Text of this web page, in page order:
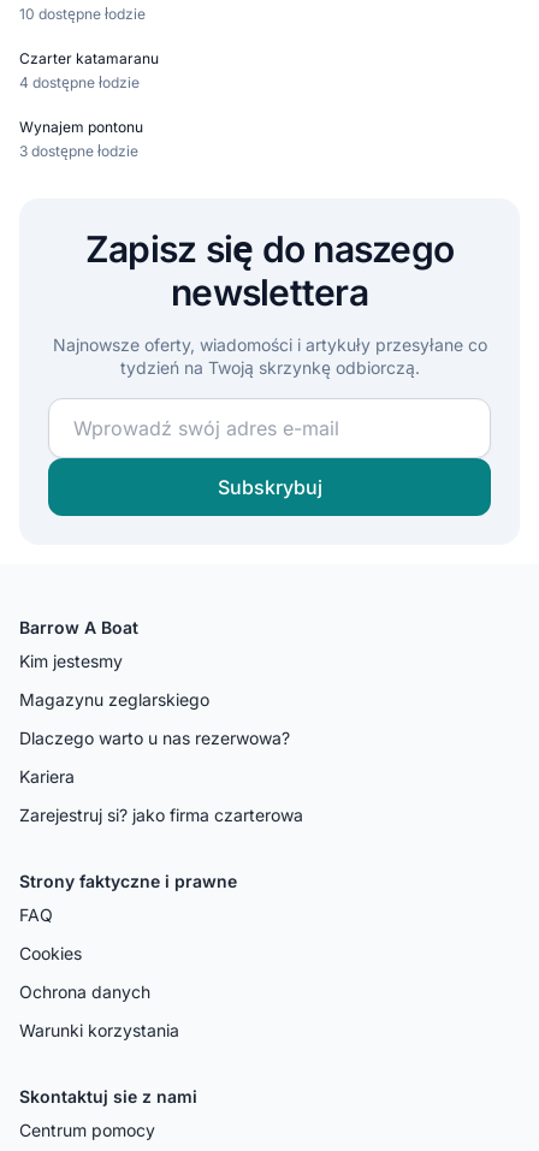
10 dostępne łodzie
Czarter katamaranu
4 dostępne łodzie
Wynajem pontonu
3 dostępne łodzie
Zapisz się do naszego
newslettera
Najnowsze oferty, wiadomości i artykuły przesyłane co
tydzień na Twoją skrzynkę odbiorczą.
Dołącz do naszej społeczności żeglarskiej i
Subskrybuj
Barrow A Boat
Kim jestesmy
Magazynu zeglarskiego
Dlaczego warto u nas rezerwowa?
Kariera
Zarejestruj si? jako firma czarterowa
Strony faktyczne i prawne
FAQ
Cookies
Ochrona danych
Warunki korzystania
Skontaktuj sie z nami
Centrum pomocy